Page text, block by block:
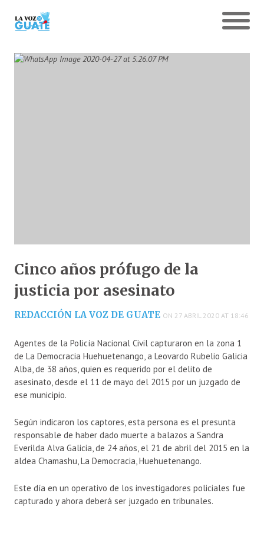
Cinco años prófugo de la
justicia por asesinato
REDACCIÓN LA VOZ DE GUATE ON 27 ABRIL 2020 AT 18:46
Agentes de la Policía Nacional Civil capturaron en la zona 1
de La Democracia Huehuetenango, a Leovardo Rubelio Galicia
Alba, de 38 años, quien es requerido por el delito de
asesinato, desde el 11 de mayo del 2015 por un juzgado de
ese municipio.
Según indicaron los captores, esta persona es el presunta
responsable de haber dado muerte a balazos a Sandra
Everilda Alva Galicia, de 24 años, el 21 de abril del 2015 en la
aldea Chamashu, La Democracia, Huehuetenango.
Este día en un operativo de los investigadores policiales fue
capturado y ahora deberá ser juzgado en tribunales.